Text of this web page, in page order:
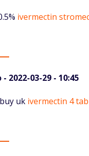
ivermectin
- 2022-03-29 - 10:45
uk ivermectin 4